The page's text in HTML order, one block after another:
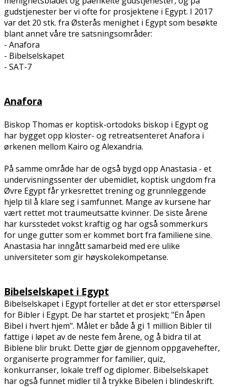
gudstjenester ber vi ofte for prosjektene i Egypt. I 2017
var det 20 stk. fra Østerås menighet i Egypt som besøkte
blant annet våre tre satsningsområder:
- Anafora
- Bibelselskapet
- SAT-7
Anafora
Biskop Thomas er koptisk-ortodoks biskop i Egypt og
har bygget opp kloster- og retreatsenteret Anafora i
ørkenen mellom Kairo og Alexandria.
På samme område har de også bygd opp Anastasia - et
undervisningssenter der ubemidlet, koptisk ungdom fra
Øvre Egypt får yrkesrettet trening og grunnleggende
hjelp til å klare seg i samfunnet. Mange av kursene har
vært rettet mot traumeutsatte kvinner. De siste årene
har kursstedet vokst kraftig og har også sommerkurs
for unge gutter som er kommet bort fra familiene sine.
Anastasia har inngått samarbeid med flere ulike
universiteter som gir høyskolekompetanse.
Bibelselskapet i Egypt
Bibelselskapet i Egypt forteller at det er stor etterspørsel
for Bibler i Egypt. De har startet et prosjekt; "En åpen
Bibel i hvert hjem". Målet er både å gi 1 million Bibler til
fattige i løpet av de neste fem årene, og å bidra til at
Biblene blir brukt. Dette gjør de gjennom oppgavehefter,
organiserte programmer for familier, quiz,
konkurranser, lokale treff og diplomer. Bibelselskapet
har også funnet midler til å trykke Bibelen i blindeskrift.